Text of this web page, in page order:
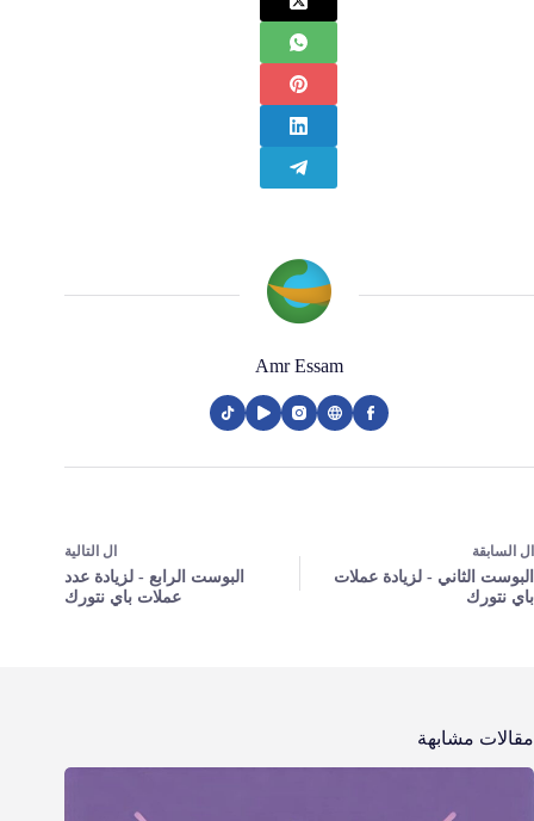
Amr Essam
ال السابقة
البوست الثاني - لزيادة عملات
باي نتورك
ال التالية
البوست الرابع - لزيادة عدد
عملات باي نتورك
مقالات مشابهة